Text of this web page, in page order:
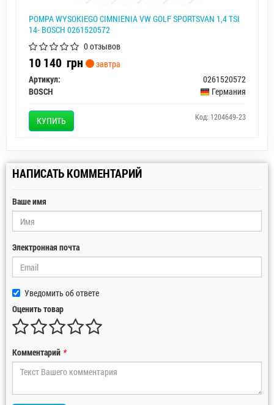
POMPA WYSOKIEGO CIМNIENIA VW GOLF SPORTSVAN 1,4 TSI
14- BOSCH 0261520572
0 отзывов
10 140 грн
завтра
Артикул:
0261520572
BOSCH
Германия
КУПИТЬ Код: 1204649-23
НАПИСАТЬ КОММЕНТАРИЙ
Ваше имя
Электронная почта
Уведомить об ответе
Оценить товар
Комментарий *